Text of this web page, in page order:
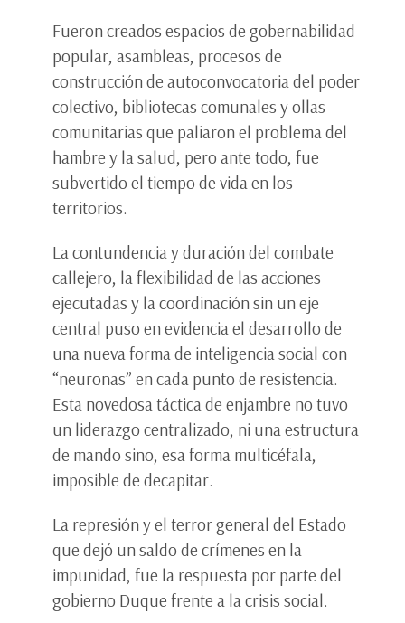
Fueron creados espacios de gobernabilidad
popular, asambleas, procesos de
construcción de autoconvocatoria del poder
colectivo, bibliotecas comunales y ollas
comunitarias que paliaron el problema del
hambre y la salud, pero ante todo, fue
subvertido el tiempo de vida en los
territorios.
La contundencia y duración del combate
callejero, la flexibilidad de las acciones
ejecutadas y la coordinación sin un eje
central puso en evidencia el desarrollo de
una nueva forma de inteligencia social con
“neuronas” en cada punto de resistencia.
Esta novedosa táctica de enjambre no tuvo
un liderazgo centralizado, ni una estructura
de mando sino, esa forma multicéfala,
imposible de decapitar.
La represión y el terror general del Estado
que dejó un saldo de crímenes en la
impunidad, fue la respuesta por parte del
gobierno Duque frente a la crisis social.